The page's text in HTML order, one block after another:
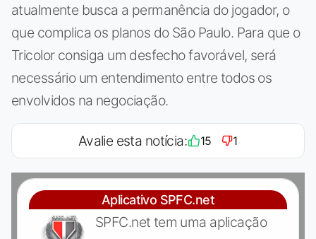
atualmente busca a permanência do jogador, o
que complica os planos do São Paulo. Para que o
Tricolor consiga um desfecho favorável, será
necessário um entendimento entre todos os
envolvidos na negociação.
Avalie esta notícia: 15 1
Aplicativo SPFC.net
SPFC.net tem uma aplicação